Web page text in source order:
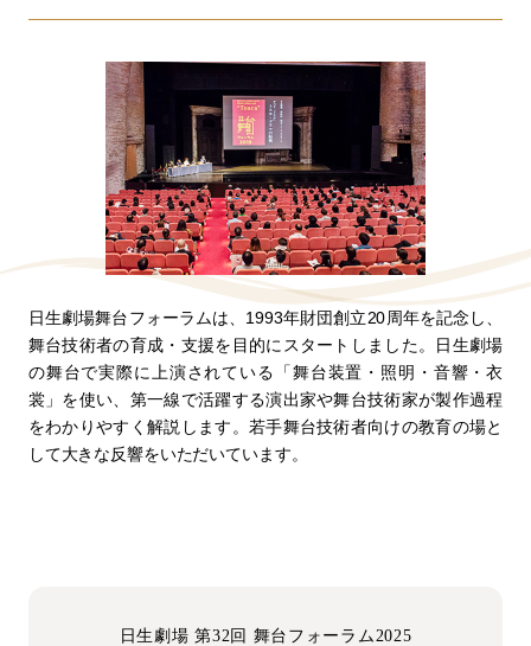
日生劇場舞台フォーラムは、1993年財団創立20周年を記念し、
舞台技術者の育成・支援を目的にスタートしました。日生劇場
の舞台で実際に上演されている「舞台装置・照明・音響・衣
裳」を使い、第一線で活躍する演出家や舞台技術家が製作過程
をわかりやすく解説します。若手舞台技術者向けの教育の場と
して大きな反響をいただいています。
日生劇場 第32回 舞台フォーラム2025